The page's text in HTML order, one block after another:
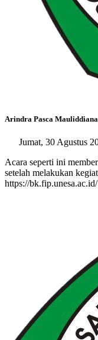
Arindra Pasca Mauliddiana
Jumat, 30 Agustus
Acara seperti ini
setelah melakukan
https://bk.fip.unesa.ac.id/